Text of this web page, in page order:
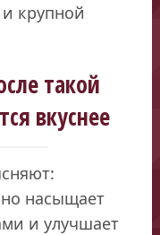
крупной
такой
вкуснее
насыщает
и улучшает